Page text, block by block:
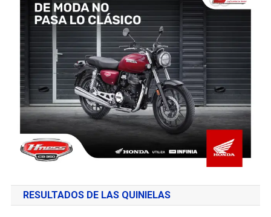
RESULTADOS DE LAS QUINIELAS